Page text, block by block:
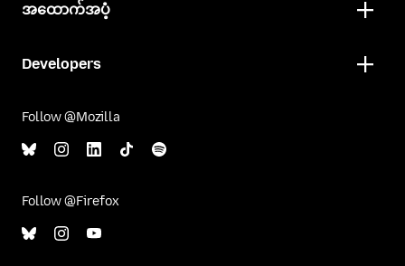
အထောက်အပံ့
Developers
Follow @Mozilla
Follow @Firefox